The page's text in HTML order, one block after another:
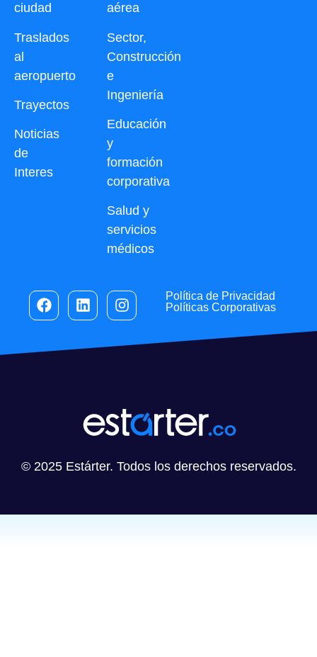
ciudad
Traslados
al
aeropuerto
Trayectos
Noticias
de
Interes
aérea
Sector,
Construcción
e
Ingeniería
Educación
y
formación
corporativa
Salud y
servicios
médicos
Política de Privacidad
Políticas Corporativas
© 2025 Estárter. Todos los derechos reservados.